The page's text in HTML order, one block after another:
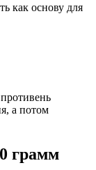
как основу для
а потом
грамм